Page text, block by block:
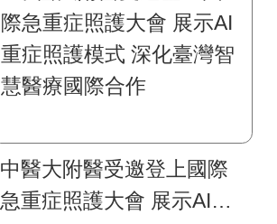
中醫大附醫受邀登上國際
急重症照護大會 展示AI重